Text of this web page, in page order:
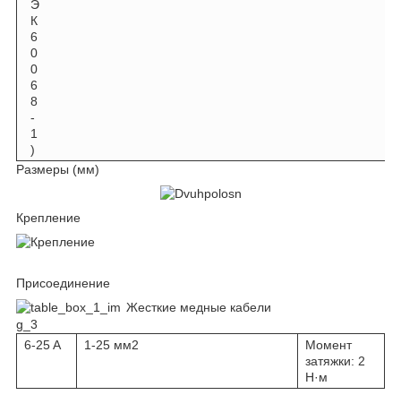
Э
К
6
0
0
6
8
-
1
)
Размеры (мм)
Крепление
Присоединение
Жесткие медные кабели
6-25 A 1-25 мм2
Момент
затяжки: 2
Н·м